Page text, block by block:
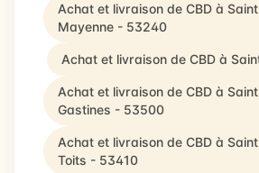
Achat et livraison de CBD à
Mayenne - 53240
Achat et livraison de CBD à
Achat et livraison de CBD à
Gastines - 53500
Achat et livraison de CBD à
Toits - 53410